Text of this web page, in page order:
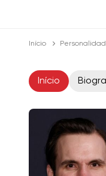
Início
Início